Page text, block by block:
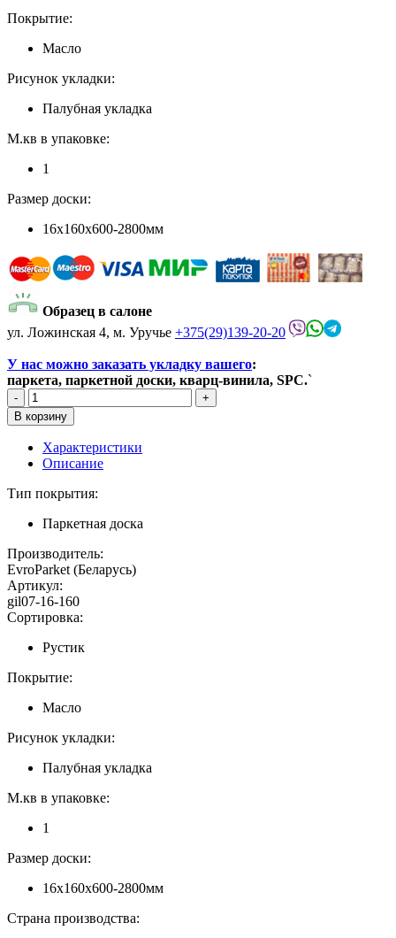
Покрытие:
Масло
Рисунок укладки:
Палубная укладка
М.кв в упаковке:
1
Размер доски:
16x160x600-2800мм
Образец в салоне
ул. Ложинская 4, м. Уручье +375(29)139-20-20
У нас можно заказать укладку вашего:
паркета, паркетной доски, кварц-винила, SPC.`
Характеристики
Описание
Тип покрытия:
Паркетная доска
Производитель:
EvroParket (Беларусь)
Артикул:
gil07-16-160
Сортировка:
Рустик
Покрытие:
Масло
Рисунок укладки:
Палубная укладка
М.кв в упаковке:
1
Размер доски:
16x160x600-2800мм
Страна производства: